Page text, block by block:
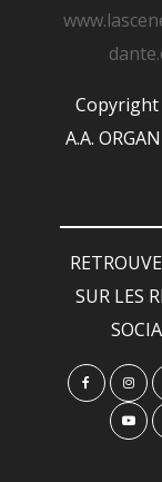
A.A.
SUR LES